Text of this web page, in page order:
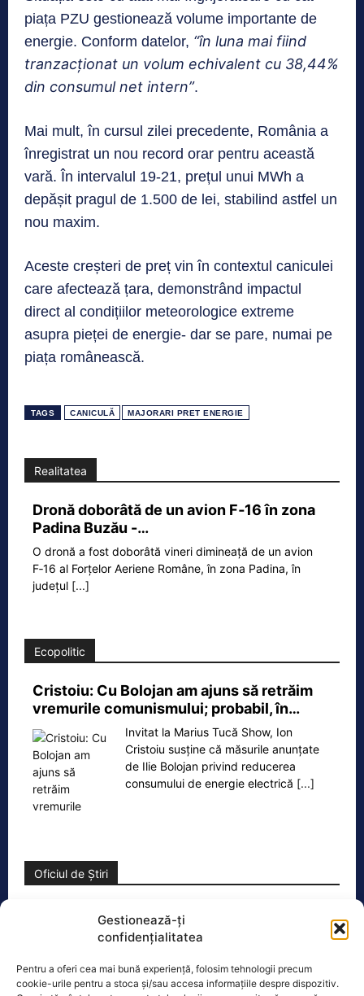
Gestionează-ți
confidențialitatea
Pentru a oferi cea mai bună experiență, folosim tehnologii precum
cookie-urile pentru a stoca și/sau accesa informațiile despre dispozitiv.
piața PZU gestionează volume importante de
energie. Conform datelor, “în luna mai fiind
tranzacționat un volum echivalent cu 38,44%
din consumul net intern”.
Mai mult, în cursul zilei precedente, România a
înregistrat un nou record orar pentru această
vară. În intervalul 19-21, prețul unui MWh a
depășit pragul de 1.500 de lei, stabilind astfel un
nou maxim.
Aceste creșteri de preț vin în contextul caniculei
care afectează țara, demonstrând impactul
direct al condițiilor meteorologice extreme
asupra pieței de energie- dar se pare, numai pe
piața românească.
TAGS CANICULĂ MAJORARI PRET ENERGIE
Realitatea
Dronă doborâtă de un avion F‑16 în zona
Padina Buzău -…
O dronă a fost doborâtă vineri dimineață de un avion
F‑16 al Forțelor Aeriene Române, în zona Padina, în
județul [...]
Ecopolitic
Cristoiu: Cu Bolojan am ajuns să retrăim
vremurile comunismului; probabil, în…
Invitat la Marius Tucă Show, Ion
Cristoiu susține că măsurile anunțate
de Ilie Bolojan privind reducerea
consumului de energie electrică [...]
Oficiul de Știri
Copil din Reghin, salvat după ce și-a prins mâna în
trecut printr-un moment dramatic,
vineri, după ce și-a prins mâna